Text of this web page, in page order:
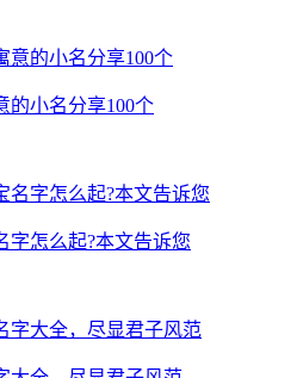
的小名分享100个
字怎么起?本文告诉您